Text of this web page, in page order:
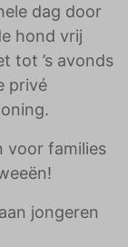
dag door
hond vrij
tot ’s avonds
privé
voor families
jongeren